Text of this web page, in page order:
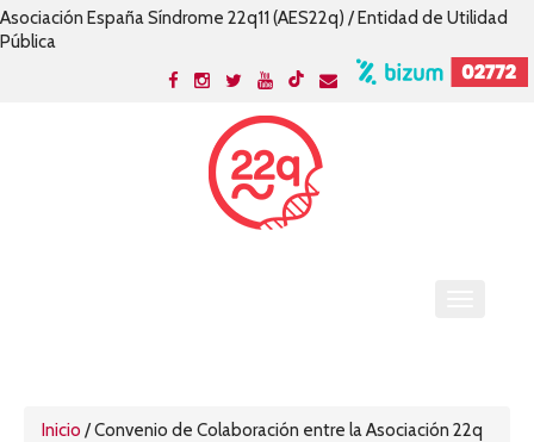
Asociación España Síndrome 22q11 (AES22q) / Entidad de Utilidad
Pública
Inicio /Convenio de Colaboración entre la Asociación 22q